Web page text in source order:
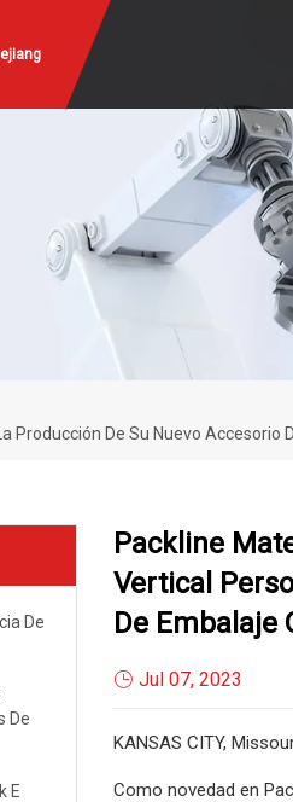
Producción De Su Nuevo
De
De
E
Packline
Vertical
De Embalaje
Jul 07, 2023
KANSAS CITY,
Como novedad en